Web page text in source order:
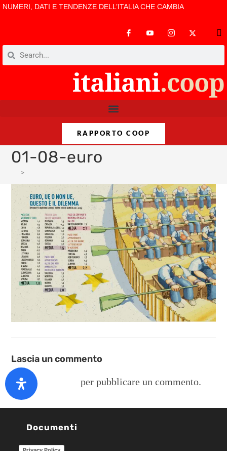
NUMERI, DATI E TENDENZE DELL’ITALIA CHE CAMBIA
RAPPORTO COOP
01-08-euro
>
Lascia un commento
Devi connetterti per pubblicare un commento.
Documenti